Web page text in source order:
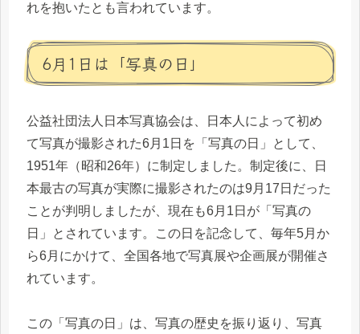
れを抱いたとも言われています。
6月1日は「写真の日」
公益社団法人日本写真協会は、日本人によって初め
て写真が撮影された6月1日を「写真の日」として、
1951年（昭和26年）に制定しました。制定後に、日
本最古の写真が実際に撮影されたのは9月17日だった
ことが判明しましたが、現在も6月1日が「写真の
日」とされています。この日を記念して、毎年5月か
ら6月にかけて、全国各地で写真展や企画展が開催さ
れています。
この「写真の日」は、写真の歴史を振り返り、写真